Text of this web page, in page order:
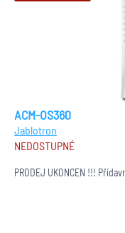
ACM-OS360
Jablotron
NEDOSTUPNÉ
PRODEJ UKONČEN !!!